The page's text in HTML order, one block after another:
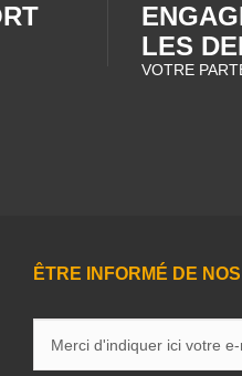
LES
VOTRE
ÊTRE INFORMÉ DE